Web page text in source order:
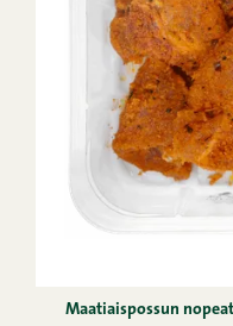
Maatiaispossun